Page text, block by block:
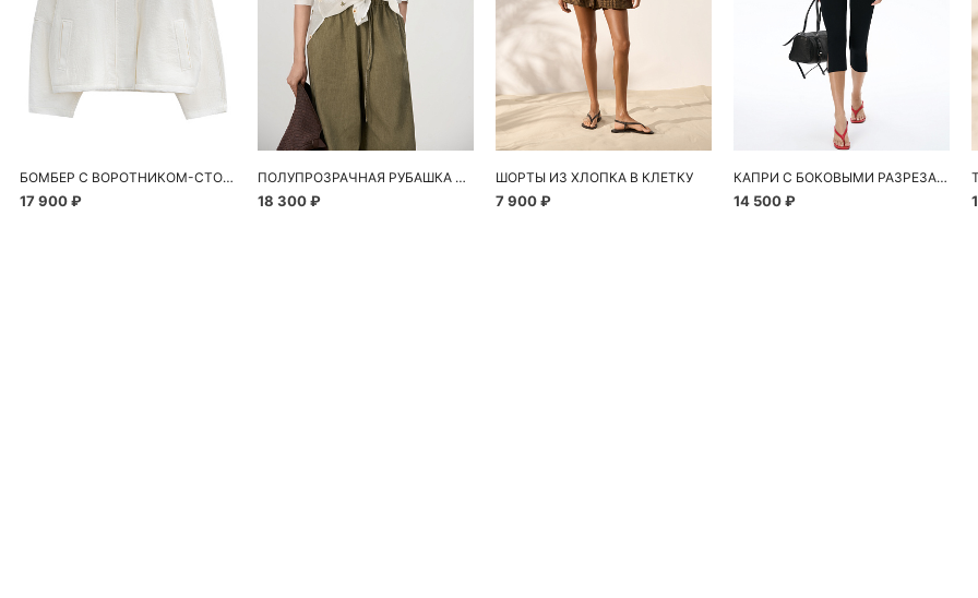
БОМБЕР С ВОРОТНИКОМ-СТОЙКОЙ
17 900 ₽
ПОЛУПРОЗРАЧНАЯ РУБАШКА С РОМАШКАМИ
18 300 ₽
ШОРТЫ ИЗ ХЛОПКА В КЛЕТКУ
7 900 ₽
КАПРИ С БОКОВЫМИ РАЗРЕЗАМИ
14 500 ₽